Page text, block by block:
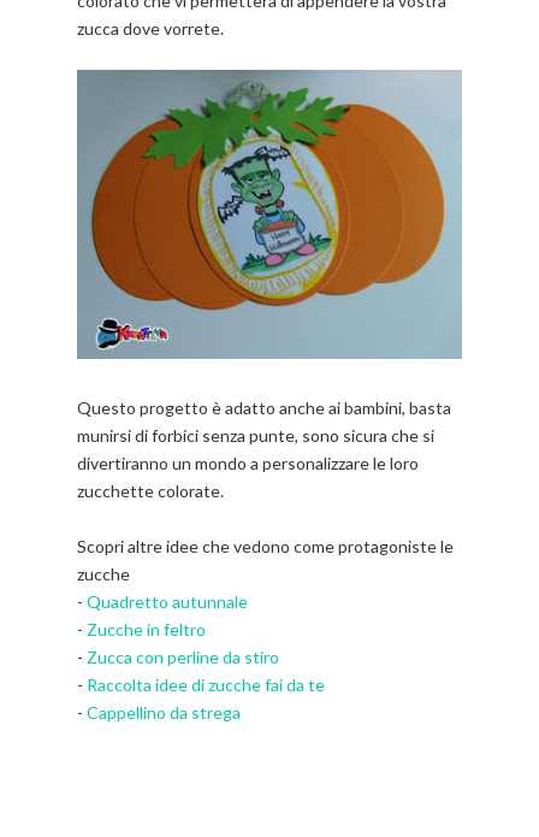
zucca dove vorrete.
Questo progetto è adatto anche ai bambini, basta
munirsi di forbici senza punte, sono sicura che si
divertiranno un mondo a personalizzare le loro
zucchette colorate.
Scopri altre idee che vedono come protagoniste le
zucche
- Quadretto autunnale
- Zucche in feltro
- Zucca con perline da stiro
- Raccolta idee di zucche fai da te
- Cappellino da strega